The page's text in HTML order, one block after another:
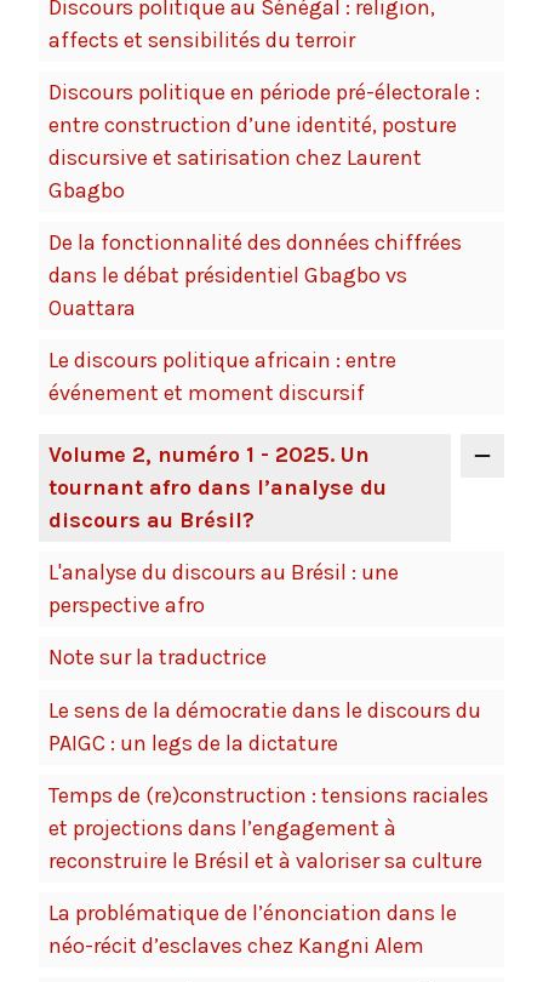
Discours politique au Sénégal : religion,
affects et sensibilités du terroir
Discours politique en période pré-électorale :
entre construction d’une identité, posture
discursive et satirisation chez Laurent
Gbagbo
De la fonctionnalité des données chiffrées
dans le débat présidentiel Gbagbo vs
Ouattara
Le discours politique africain : entre
événement et moment discursif
Volume 2, numéro 1 - 2025. Un
tournant afro dans l’analyse du
discours au Brésil?
L'analyse du discours au Brésil : une
perspective afro
Note sur la traductrice
Le sens de la démocratie dans le discours du
PAIGC : un legs de la dictature
Temps de (re)construction : tensions raciales
et projections dans l’engagement à
reconstruire le Brésil et à valoriser sa culture
La problématique de l’énonciation dans le
néo-récit d’esclaves chez Kangni Alem